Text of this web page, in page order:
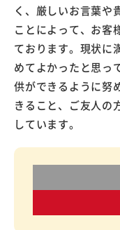
く、厳しいお言葉や
ことによって、お客
ております。現状に
めてよかったと思っ
供ができるように努
きること、ご友人の
しています。